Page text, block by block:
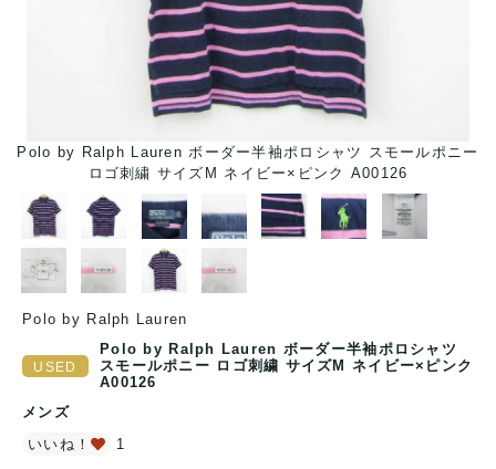
Polo by Ralph Lauren ボーダー半袖ポロシャツ スモールポニー
ロゴ刺繍 サイズM ネイビー×ピンク A00126
Polo by Ralph Lauren
Polo by Ralph Lauren ボーダー半袖ポロシャツ
スモールポニー ロゴ刺繍 サイズM ネイビー×ピンク
A00126
メンズ
いいね！
1